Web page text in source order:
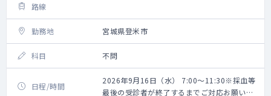
路線
勤務地 宮城県登米市
科目 不問
日程/時間
2026年9月16日（水） 7:00～11:30※採血等
最後の受診者が終了するまでご対応お願いい